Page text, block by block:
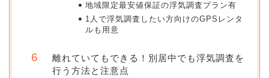
地域限定最安値保証の浮気調査プラン有
1人で浮気調査したい方向けのGPSレンタ
ルも用意
離れていてもできる！別居中でも浮気調査を
行う方法と注意点